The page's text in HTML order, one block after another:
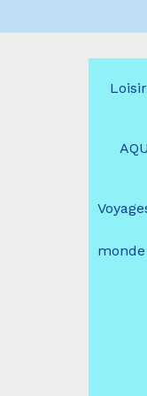
monde